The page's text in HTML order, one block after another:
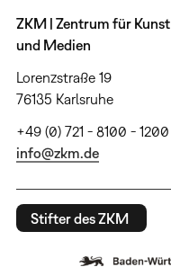
ZKM | Zentrum für Kunst
und Medien
Lorenzstraße 19
76135 Karlsruhe
+49 (0) 721 - 8100 - 1200
info@zkm.de
Stifter des ZKM